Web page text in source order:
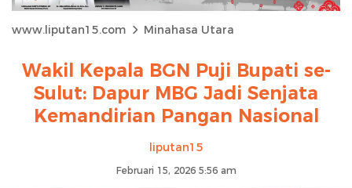
www.liputan15.com Minahasa Utara
Wakil Kepala BGN Puji Bupati se-
Sulut: Dapur MBG Jadi Senjata
Kemandirian Pangan Nasional
liputan15
Februari 15, 2026 5:56 am